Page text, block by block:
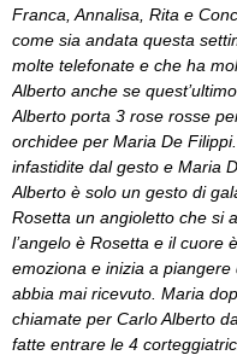
Franca, Annalisa, Rita e
come sia andata questa
molte telefonate e che ha
Alberto anche se
Alberto porta 3 rose rosse
orchidee per Maria De
infastidite dal gesto e Maria
Alberto è solo un gesto di
Rosetta un angioletto che si
l’angelo è Rosetta e il cuore
emoziona e inizia a
abbia mai ricevuto. Maria
chiamate per Carlo Alberto
fatte entrare le 4